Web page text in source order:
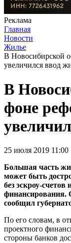
Реклама
Главная
Новости
Жилье
В Новосибирской
увеличился ввод
В
фоне
25 июля 2019 11:00
Большая часть
может быть
без эскроу-счетов
финансирования.
сообщил
По его словам, в
проектного
стороны банков